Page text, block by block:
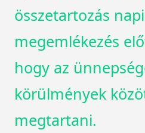
összetartozás napi
megemlékezés
hogy az
körülmények
megtartani.